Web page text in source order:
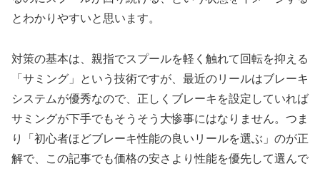
とわかりやすいと思います。
対策の基本は、親指でスプールを軽く触れて回転を抑える
「サミング」という技術ですが、最近のリールはブレーキ
システムが優秀なので、正しくブレーキを設定していれば
サミングが下手でもそうそう大惨事にはなりません。つま
り「初心者ほどブレーキ性能の良いリールを選ぶ」のが正
解で、この記事でも価格の安さより性能を優先して選んで